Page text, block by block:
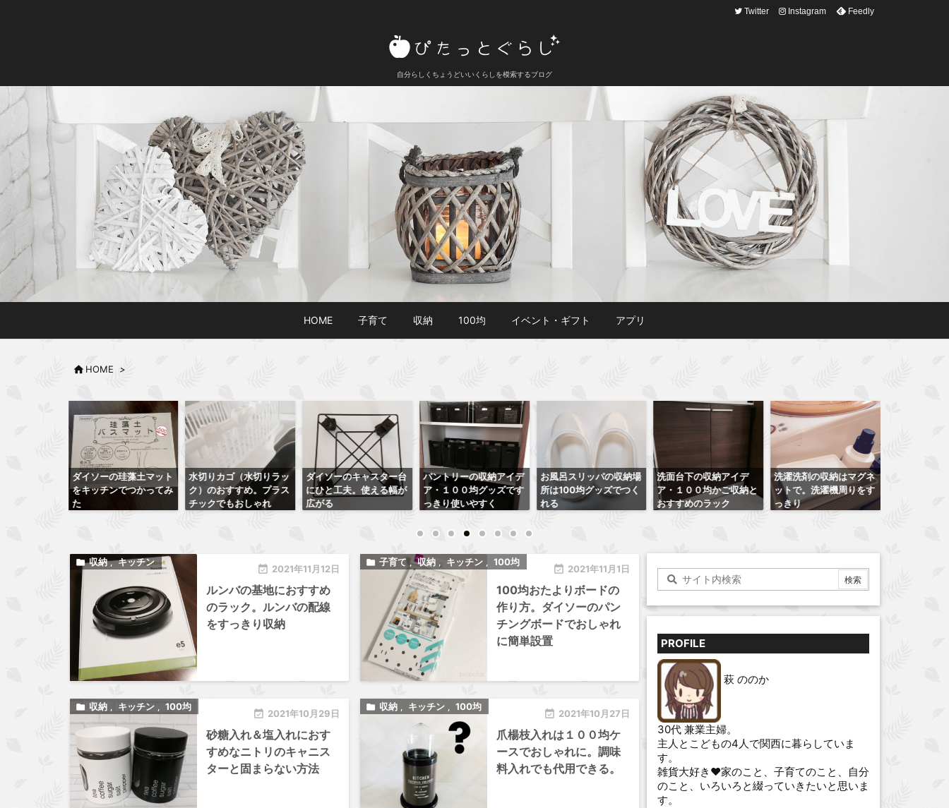
自分らしくちょうどいいくらしを模索するブログ
HOME 子育て 収納 100均 イベント・ギフト アプリ
Twitter Instagram Feedly
 HOME >
水切りカゴ（水切りラッ
ク）のおすすめ。プラス
チックでもおしゃれ
ダイソーのキャスター台
にひと工夫。使える幅が
広がる
パントリーの収納アイデ
ア・１００均グッズです
っきり使いやすく
お風呂スリッパの収納場
所は100均グッズでつく
れる
洗面台下の収納アイデ
ア・１００均かご収納と
おすすめのラック
洗濯洗剤の収納はマグネ
ットで。洗濯機周りをす
っきり
洗面所収納にも使える１
００均ダイソーのパンチ
ングボードでおしゃれ壁
 2021年11月12日
 収納 , キッチン
ルンバの基地におすすめ
のラック。ルンバの配線
をすっきり収納
 2021年11月1日
 子育て , 収納 , キッチン , 100均
100均おたよりボードの
作り方。ダイソーのパン
チングボードでおしゃれ
に簡単設置
 2021年10月29日
 収納 , キッチン , 100均
砂糖入れ＆塩入れにおす
すめなニトリのキャニス
ターと固まらない方法
 2021年10月27日
 収納 , キッチン , 100均
爪楊枝入れは１００均ケ
ースでおしゃれに。調味
料入れでも代用できる。
PROFILE
萩 ののか
30代 兼業主婦。
主人とこどもの4人で関西に暮らしていま
す。
雑貨大好き♥家のこと、子育てのこと、自分
のこと、いろいろと綴っていきたいと思いま
す。